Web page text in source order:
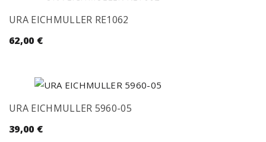
URA EICHMULLER RE1062
62,00 €
URA EICHMULLER 5960-05
39,00 €